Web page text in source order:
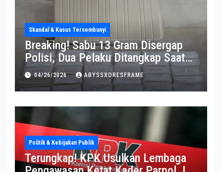
Skandal & Kasus Tersembunyi
Breaking! Sabu 13 Gram Disergap
Polisi, Dua Pelaku Ditangkap Saat
Operasi Berlangsung Di Tempat
04/26/2026 ABYSSXORESFRAME
Politik & Kebijakan Publik
Terungkap! KPK Usulkan Lembaga